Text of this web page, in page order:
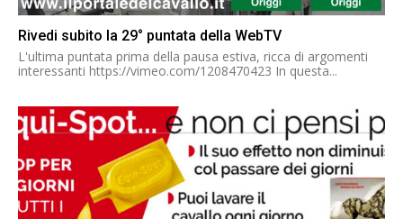
Rivedi subito la 29° puntata della WebTV
L'ultima puntata prima della pausa estiva, ricca di argomenti
interessanti https://vimeo.com/1208470423 In questa...